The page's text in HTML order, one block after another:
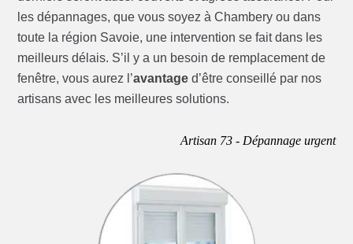
les dépannages, que vous soyez à Chambery ou dans
toute la région Savoie, une intervention se fait dans les
meilleurs délais. S’il y a un besoin de remplacement de
fenêtre, vous aurez l’avantage d’être conseillé par nos
artisans avec les meilleures solutions.
Artisan 73 - Dépannage urgent